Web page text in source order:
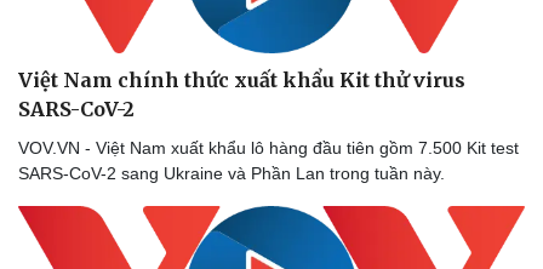
Việt Nam chính thức xuất khẩu Kit thử virus
SARS-CoV-2
VOV.VN - Việt Nam xuất khẩu lô hàng đầu tiên gồm 7.500 Kit test
SARS-CoV-2 sang Ukraine và Phần Lan trong tuần này.